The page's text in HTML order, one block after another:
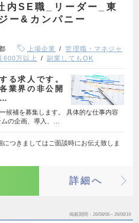
内SE職_リーダー_東
ー&カンパニー
上場企業
管理職・マネジャ
600万以上 副業してもOK
る求人です。
業界の非公開
候補を募集します。 具体的な仕事内容
の企画、導入、…
につきましてはご面談時にお伝え致しま
詳細へ
掲載期間 26/08/06～26/08/19